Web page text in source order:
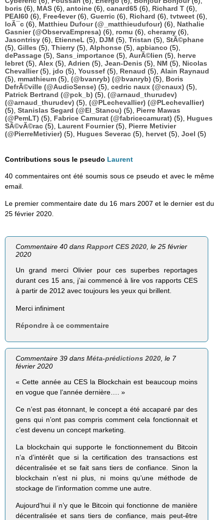
boris (6), MAS (6), antoine (6), canard65 (6), Richard T (6),
PEAI60 (6), Free4ever(6), Guerric (6), Richard (6), tvtweet (6),
loÃ¯c (6), Matthieu Dufour (@_matthieudufour) (6), Nathalie
Gasnier (@ObservaEmpresa) (6), romu (6), cheramy (6),
Jasontrisy (6), EtienneL (5), DJM (5), Tristan (5), StÃ©phane
(5), Gilles (5), Thierry (5), Alphonse (5), apbianco (5),
dePassage (5), Sans_importance (5), AurÃ©lien (5), herve
lebret (5), Alex (5), Adrien (5), Jean-Denis (5), NM (5), Nicolas
Chevallier(5), jdo (5), Youssef (5), Renaud (5), Alain Raynaud
(5), mmathieum (5), (@bvanryb) (@bvanryb) (5), Boris
DefrÃ©ville (@AudioSense) (5), cedric naux (@cnaux) (5),
Patrick Bertrand (@pck_b) (5), (@arnaud_thurudev)
(@arnaud_thurudev) (5), (@PLechevallier) (@PLechevallier)
(5), Stanislas Segard (@El_Stanou) (5), Pierre Mawas
(@PemLT) (5), Fabrice Camurat (@fabricecamurat) (5), Hugues
SÃ©vÃ©rac (5), Laurent Fournier(5), Pierre Metivier
(@PierreMetivier) (5), Hugues Severac (5), hervet (5), Joel (5)
Contributions sous le pseudo Laurent
40 commentaires ont été soumis sous ce pseudo et avec le même
email.
Le premier commentaire date du 16 mars 2007 et le dernier est du
25 février 2020.
Commentaire 40 dansRapport CES 2020, le 25 février
2020
Un grand merci Olivier pour ces superbes reportages
durant ces 15 ans, j’ai commencé à lire vos rapports CES
à partir de 2012 avec toujours les yeux qui brillent.
Merci infiniment
Répondre à ce commentaire
Commentaire 39 dansMéta-prédictions 2020 , le 7
février 2020
« Cette année au CES la Blockchain est beaucoup moins
en vogue que l’année dernière…. »
Ce n’est pas étonnant, le concept a été accaparé par des
gens qui n’ont pas compris comment cela fonctionnait et
c’est devenu un concept marketing.
La blockchain qui supporte le fonctionnement du Bitcoin
n’a d’intérêt que si la certification des transactions est
décentralisée et se fait sans tiers de confiance. Sinon la
blockchain n’est ni plus, ni moins qu’une méthode de
stockage de l’information comme une autre.
Aujourd’hui il n’y que le Bitcoin qui fonctionne de manière
décentralisée et sans tiers de confiance, mais peut-être